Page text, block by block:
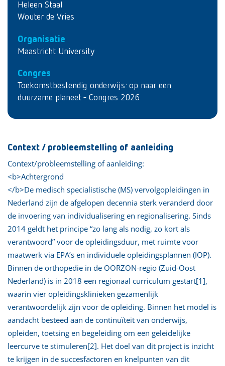
Heleen Staal
Wouter de Vries
Organisatie
Maastricht University
Congres
Toekomstbestendig onderwijs: op naar een
duurzame planeet - Congres 2026
Context / probleemstelling of aanleiding
Context/probleemstelling of aanleiding:
<b>Achtergrond
</b>De medisch specialistische (MS) vervolgopleidingen in
Nederland zijn de afgelopen decennia sterk veranderd door
de invoering van individualisering en regionalisering. Sinds
2014 geldt het principe “zo lang als nodig, zo kort als
verantwoord” voor de opleidingsduur, met ruimte voor
maatwerk via EPA’s en individuele opleidingsplannen (IOP).
Binnen de orthopedie in de OORZON-regio (Zuid-Oost
Nederland) is in 2018 een regionaal curriculum gestart[1],
waarin vier opleidingsklinieken gezamenlijk
verantwoordelijk zijn voor de opleiding. Binnen het model is
aandacht besteed aan de continuïteit van onderwijs,
opleiden, toetsing en begeleiding om een geleidelijke
leercurve te stimuleren[2]. Het doel van dit project is inzicht
te krijgen in de succesfactoren en knelpunten van dit